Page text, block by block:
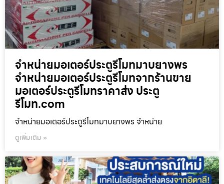
จำหน่ายมอเตอร์ประตูรีโมทมาบยางพร
จำหน่ายมอเตอร์ประตูรีโมทจากร้านขาย
มอเตอร์ประตูรีโมทราคาส่ง ประตู
รีโมท.com
จำหน่ายมอเตอร์ประตูรีโมทมาบยางพร จำหน่าย
ดูเพิ่มเติม »